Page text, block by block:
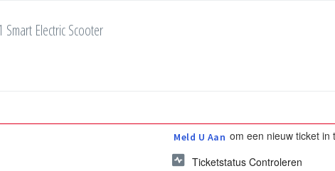
Electric Scooter
Meld U Aan om een nieuw ticket in
Ticketstatus Controleren